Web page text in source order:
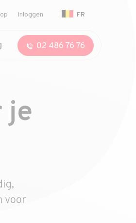
Inloggen FR
02 486 76 76
je
voor